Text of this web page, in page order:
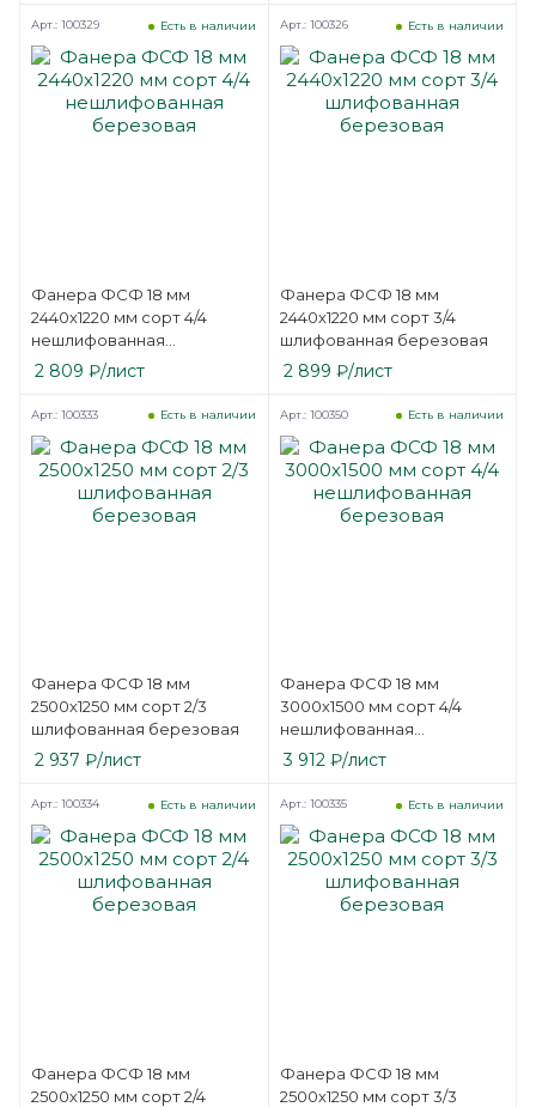
Фанера ФСФ 18 мм
2440х1220 мм сорт 4/4
нешлифованная
березовая
Есть в наличии
Арт.: 100329
2 809 ₽/лист
Фанера ФСФ 18 мм
2440х1220 мм сорт 3/4
шлифованная березовая
Есть в наличии
Арт.: 100326
2 899 ₽/лист
Фанера ФСФ 18 мм
2500х1250 мм сорт 2/3
шлифованная березовая
Есть в наличии
Арт.: 100333
2 937 ₽/лист
Фанера ФСФ 18 мм
3000х1500 мм сорт 4/4
нешлифованная
березовая
Есть в наличии
Арт.: 100350
3 912₽/лист
Фанера ФСФ 18 мм
2500х1250 мм сорт 2/4
Есть в наличии
Арт.: 100334
Фанера ФСФ 18 мм
2500х1250 мм сорт 3/3
Есть в наличии
Арт.: 100335